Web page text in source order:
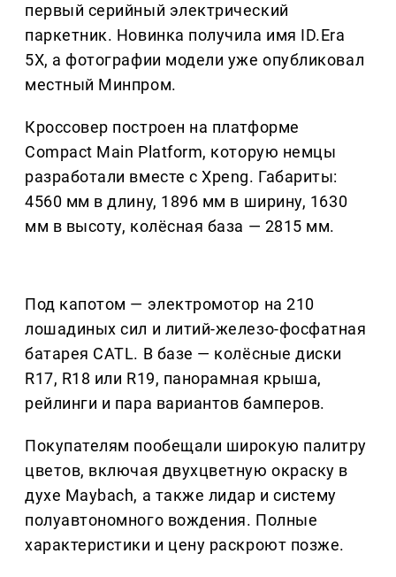
первый серийный электрический
паркетник. Новинка получила имя ID.Era
5X, а фотографии модели уже опубликовал
местный Минпром.
Кроссовер построен на платформе
Compact Main Platform, которую немцы
разработали вместе с Xpeng. Габариты:
4560 мм в длину, 1896 мм в ширину, 1630
мм в высоту, колёсная база — 2815 мм.
Под капотом — электромотор на 210
лошадиных сил и литий-железо-фосфатная
батарея CATL. В базе — колёсные диски
R17, R18 или R19, панорамная крыша,
рейлинги и пара вариантов бамперов.
Покупателям пообещали широкую палитру
цветов, включая двухцветную окраску в
духе Maybach, а также лидар и систему
полуавтономного вождения. Полные
характеристики и цену раскроют позже.